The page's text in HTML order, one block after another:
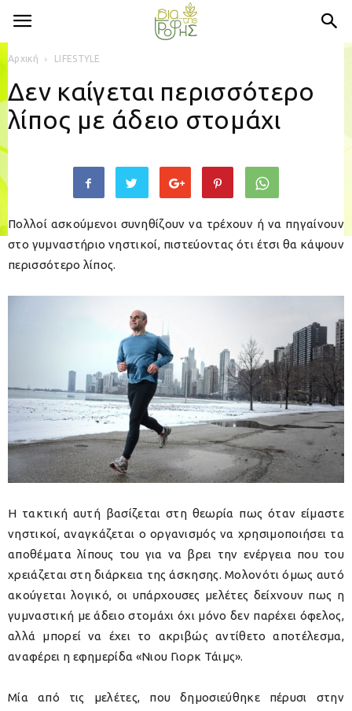
Αρχική LIFESTYLE
Δεν καίγεται περισσότερο
λίπος με άδειο στομάχι
Πολλοί ασκούμενοι συνηθίζουν να τρέχουν ή να πηγαίνουν
στο γυμναστήριο νηστικοί, πιστεύοντας ότι έτσι θα κάψουν
περισσότερο λίπος.
Η τακτική αυτή βασίζεται στη θεωρία πως όταν είμαστε
νηστικοί, αναγκάζεται ο οργανισμός να χρησιμοποιήσει τα
αποθέματα λίπους του για να βρει την ενέργεια που του
χρειάζεται στη διάρκεια της άσκησης. Μολονότι όμως αυτό
ακούγεται λογικό, οι υπάρχουσες μελέτες δείχνουν πως η
γυμναστική με άδειο στομάχι όχι μόνο δεν παρέχει όφελος,
αλλά μπορεί να έχει το ακριβώς αντίθετο αποτέλεσμα,
αναφέρει η εφημερίδα «Νιου Γιορκ Τάιμς».
Μία από τις μελέτες, που δημοσιεύθηκε πέρυσι στην